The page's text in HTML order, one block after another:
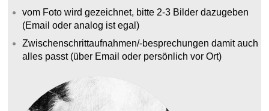
vom Foto wird gezeichnet, bitte 2-3 Bilder dazugeben
(Email oder analog ist egal)
Zwischenschrittaufnahmen/-besprechungen damit auch
alles passt (über Email oder persönlich vor Ort)